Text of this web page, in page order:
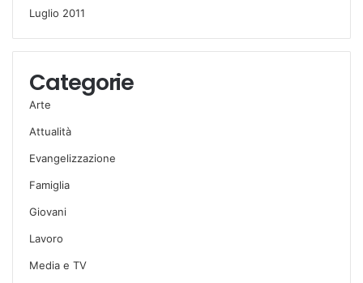
Luglio 2011
Categorie
Arte
Attualità
Evangelizzazione
Famiglia
Giovani
Lavoro
Media e TV